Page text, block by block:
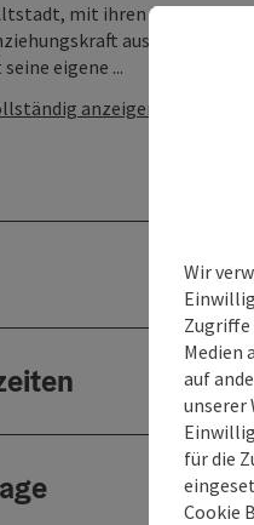
mit ihren bunten,
aus und
eigene ...
anzeigen
Wir
Zugriffe
Medien
auf
unserer
für die
Cookie